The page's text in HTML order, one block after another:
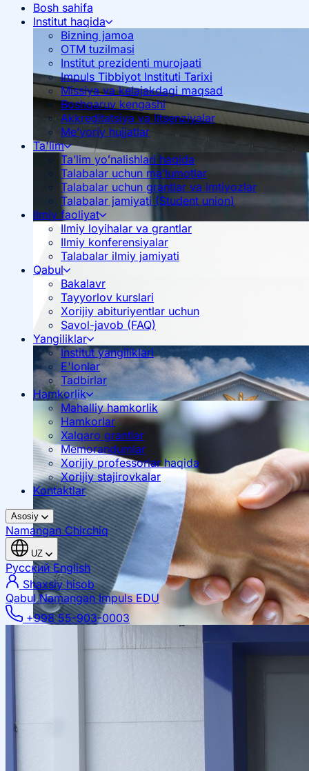
Bosh sahifa
Institut haqida
Bizning jamoa
OTM tuzilmasi
Institut prezidenti murojaati
Impuls Tibbiyot Instituti Tarixi
Missiya va kelajakdagi maqsad
Boshqaruv kengashi
Akkreditatsiya va litsenziyalar
Me’yoriy hujjatlar
Ta'lim
Ta’lim yoʻnalishlari haqida
Talabalar uchun ma’lumotlar
Talabalar uchun grantlar va imtiyozlar
Talabalar jamiyati (Student union)
Ilmiy faoliyat
Ilmiy loyihalar va grantlar
Ilmiy konferensiyalar
Talabalar ilmiy jamiyati
Qabul
Bakalavr
Tayyorlov kurslari
Xorijiy abituriyentlar uchun
Savol-javob (FAQ)
Yangiliklar
Institut yangiliklari
E'lonlar
Tadbirlar
Hamkorlik
Mahalliy hamkorlik
Hamkorlar
Xalqaro grantlar
Memorandumlar
Xorijiy professorlar haqida
Xorijiy stajirovkalar
Kontaktlar
Asosiy
NamanganChirchiq
UZ
РусскийEnglish
Shaxsiy hisob
Qabul Namangan Impuls EDU
+998 55-903-0003